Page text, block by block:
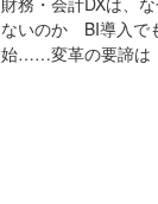
ないのか BI導入で
始……変革の要諦は